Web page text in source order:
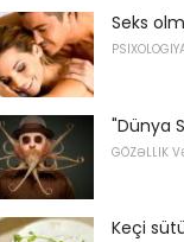
Seks
"Dünya
GÖZƏLLIK
Keçi